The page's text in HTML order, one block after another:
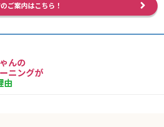
ご案内はこちら！
んの
ニングが
由